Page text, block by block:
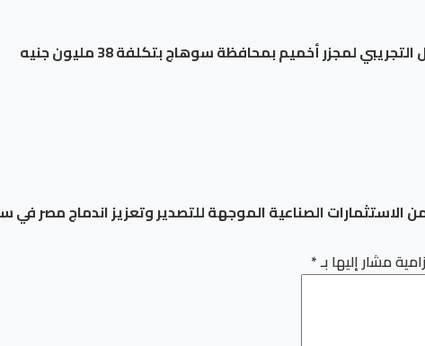
لمجزر أخميم بمحافظة سوهاج بتكلفة 38 مليون جنيه
الصناعية الموجهة للتصدير وتعزيز اندماج مصر في
مشار إليها بـ*